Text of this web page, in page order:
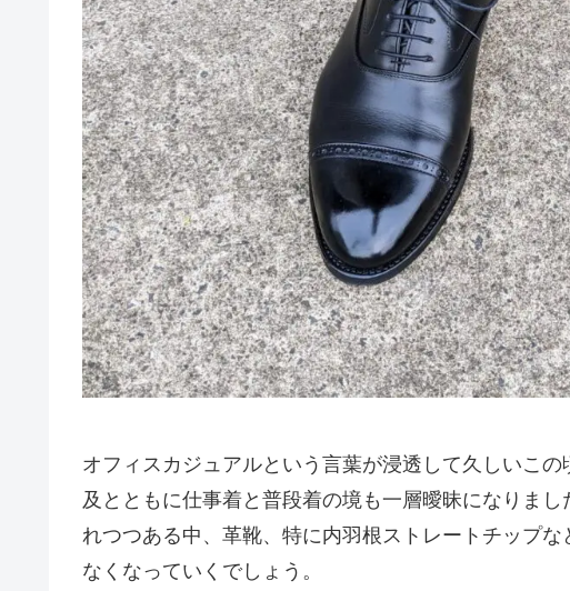
オフィスカジュアルという言葉が浸透して久しいこ
及とともに仕事着と普段着の境も一層曖昧になりま
れつつある中、革靴、特に内羽根ストレートチップ
なくなっていくでしょう。